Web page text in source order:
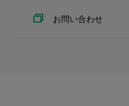
お問い合わせ